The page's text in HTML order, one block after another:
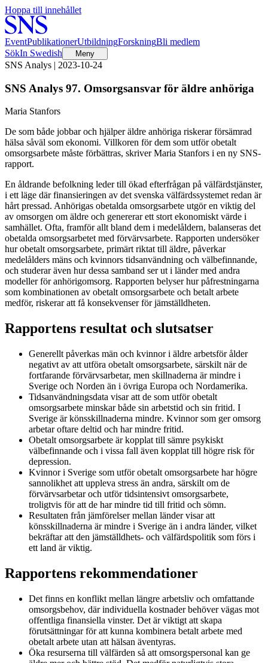
Hoppa till innehållet
EventPublikationerUtbildningForskningBli medlem
SökIn Swedish Meny
SNS Analys | 2023-10-24
SNS Analys 97. Omsorgsansvar för äldre anhöriga
Maria Stanfors
De som både jobbar och hjälper äldre anhöriga riskerar försämrad
hälsa såväl som ekonomi. Villkoren för dem som utför obetalt
omsorgsarbete måste förbättras, skriver Maria Stanfors i en ny SNS-
rapport.
En åldrande befolkning leder till ökad efterfrågan på välfärdstjänster,
i ett läge där finansieringen av det svenska välfärdssystemet redan är
hårt pressad. Anhörigas obetalda omsorgsarbete utgör en viktig del
av omsorgen om äldre och genererar ett stort ekonomiskt värde i
samhället. Ofta, framför allt bland dem i medelåldern, balanseras det
obetalda omsorgsarbetet med förvärvsarbete. Rapporten undersöker
hur obetalt omsorgsarbete, primärt riktat till äldre, påverkar
medelålders mäns och kvinnors tidsanvändning och välbefinnande,
och studerar även hur dessa samband ser ut i länder med andra
modeller för anhörigomsorg. Rapporten belyser hur påfrestningarna
som kombinationen av obetalt omsorgsarbete och betalt arbete
medför, riskerar att få konsekvenser för jämställdheten.
Rapportens resultat och slutsatser
Generellt påverkas män och kvinnor i äldre arbetsför ålder
negativt av att utföra obetalt omsorgsarbete, särskilt när de
fortfarande förvärvsarbetar, men skillnaderna är mindre i
Sverige och Norden än i övriga Europa och Nordamerika.
Tidsanvändningsdata visar att de som utför obetalt
omsorgsarbete minskar både sin arbetstid och sin fritid. I
Sverige är könsskillnaderna mindre. Kvinnor som ger omsorg
arbetar oftare deltid och har mindre fritid.
Obetalt omsorgsarbete är kopplat till sämre psykiskt
välbefinnande och i vissa fall även kopplat till högre risk för
depression.
Kvinnor i Sverige som utför obetalt omsorgsarbete har högre
sannolikhet att uppleva stress än andra, särskilt om de
förvärvsarbetar och utför tidsintensivt omsorgsarbete,
troligtvis för att de har mindre tid till fritid och sömn.
Resultaten från jämförelser mellan länder visar att
könsskillnaderna är mindre i Sverige än i andra länder, vilket
bekräftar att den jämställdhets- och välfärdspolitik som förs i
ett land är viktig.
Rapportens rekommendationer
Det finns en konflikt mellan längre arbetsliv och omfattande
omsorgsbehov, där individuella kostnader behöver vägas mot
offentliga finansiella vinster. Det är viktigt att skapa
förutsättningar för att kunna kombinera betalt arbete med
obetalt arbete utan att hälsan äventyras.
Öka resurserna till välfärden så att omsorgspersonal kan ge